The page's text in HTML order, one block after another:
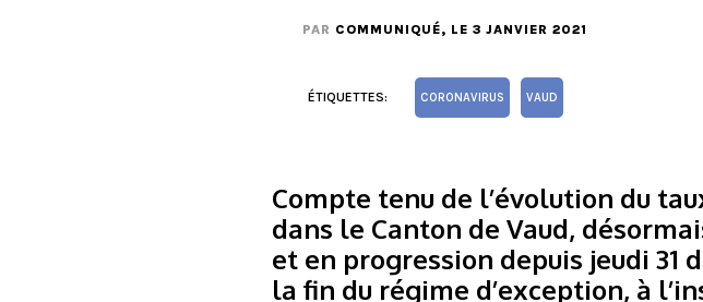
PAR COMMUNIQUÉ, LE 3 JANVIER 2021
ÉTIQUETTES: CORONAVIRUS VAUD
Compte tenu de l’évolution du
dans le Canton de Vaud,
et en progression depuis jeudi 31
la fin du régime d’exception, à